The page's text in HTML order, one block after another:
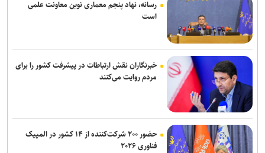
رسانه، نهاد پنجم معماری نوین معاونت علمی
است
خبرنگاران نقش ارتباطات در پیشرفت کشور را برای
مردم روایت می‌کنند
حضور ۲۰۰ شرکت‌کننده از ۱۴ کشور در المپیک
فناوری ۲۰۲۶